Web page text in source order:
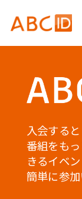
入会すると
番組をも
きるイベ
簡単に参加